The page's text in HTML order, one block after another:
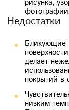
Недостатки
Бликующие
делает
покрытий в
низким